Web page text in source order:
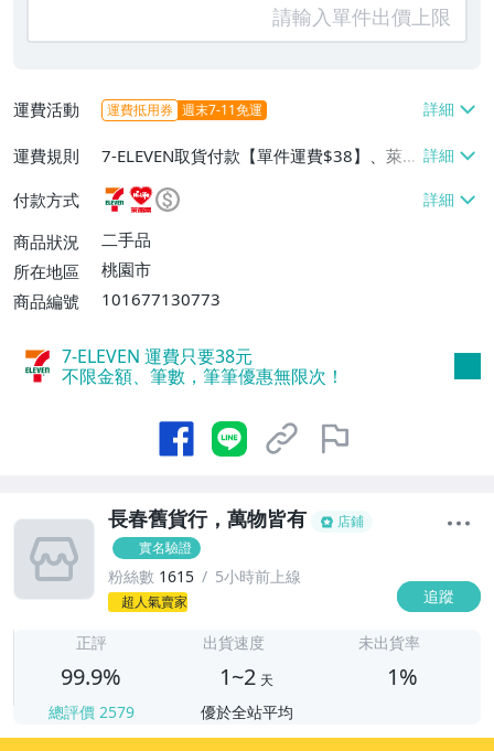
運費活動 運費抵用券 週末7-11免運
運費規則
7-ELEVEN取貨付款【單件運費$38】、萊爾
富取貨付款【單件運費$60】、郵局掛號
【單件運費$60】
付款方式
商品狀況
二手品
所在地區
桃園市
商品編號
101677130773
7-ELEVEN 運費只要38元
不限金額、筆數，筆筆優惠無限次！
長春舊貨行，萬物皆有
店鋪
實名驗證
粉絲數 1615 5小時前上線
超人氣賣家 追蹤
正評
99.9%
總評價 2579
出貨速度
1~2 天
優於全站平均
未出貨率
1%